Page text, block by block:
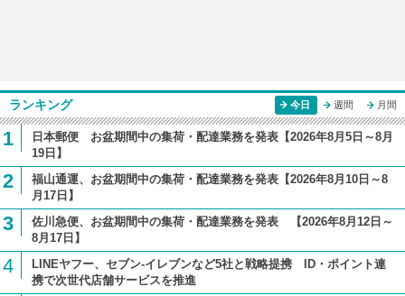
ランキング 今日 週間 月間
1
日本郵便 お盆期間中の集荷・配達業務を発表【2026年8月5日～8月
19日】
2
福山通運、お盆期間中の集荷・配達業務を発表【2026年8月10日～8
月17日】
3
佐川急便、お盆期間中の集荷・配達業務を発表 【2026年8月12日～
8月17日】
4
LINEヤフー、セブン-イレブンなど5社と戦略提携 ID・ポイント連
携で次世代店舗サービスを推進